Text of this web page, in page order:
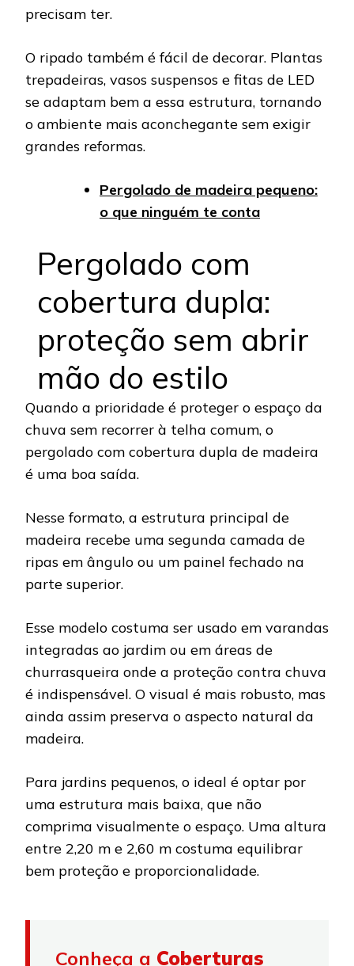
precisam ter.
O ripado também é fácil de decorar. Plantas
trepadeiras, vasos suspensos e fitas de LED
se adaptam bem a essa estrutura, tornando
o ambiente mais aconchegante sem exigir
grandes reformas.
Pergolado de madeira pequeno:
o que ninguém te conta
Pergolado com
cobertura dupla:
proteção sem abrir
mão do estilo
Quando a prioridade é proteger o espaço da
chuva sem recorrer à telha comum, o
pergolado com cobertura dupla de madeira
é uma boa saída.
Nesse formato, a estrutura principal de
madeira recebe uma segunda camada de
ripas em ângulo ou um painel fechado na
parte superior.
Esse modelo costuma ser usado em varandas
integradas ao jardim ou em áreas de
churrasqueira onde a proteção contra chuva
é indispensável. O visual é mais robusto, mas
ainda assim preserva o aspecto natural da
madeira.
Para jardins pequenos, o ideal é optar por
uma estrutura mais baixa, que não
comprima visualmente o espaço. Uma altura
entre 2,20 m e 2,60 m costuma equilibrar
bem proteção e proporcionalidade.
Conheça a Coberturas